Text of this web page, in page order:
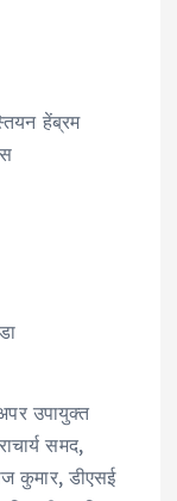
हेंब्रम
उपायुक्त
समद,
कुमार, डीएसई